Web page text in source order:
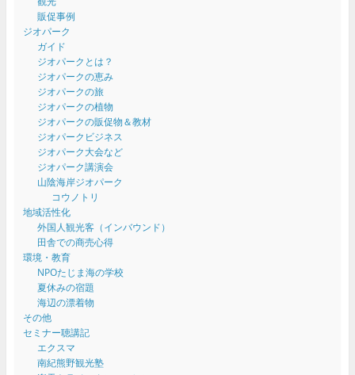
販促事例
ジオパーク
ガイド
ジオパークとは？
ジオパークの恵み
ジオパークの旅
ジオパークの植物
ジオパークの販促物＆教材
ジオパークビジネス
ジオパーク大会など
ジオパーク講演会
山陰海岸ジオパーク
コウノトリ
地域活性化
外国人観光客（インバウンド）
田舎での商売心得
環境・教育
NPOたじま海の学校
夏休みの宿題
海辺の漂着物
その他
セミナー聴講記
エクスマ
南紀熊野観光塾